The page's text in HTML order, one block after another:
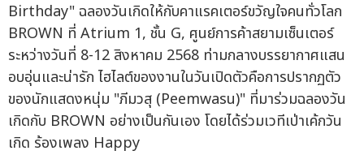
Birthday" ฉลองวันเกิดให้กับคาแรคเตอร์ขวัญใจคนทั่วโลก
BROWN ที่ Atrium 1, ชั้น G, ศูนย์การค้าสยามเซ็นเตอร์
ระหว่างวันที่ 8-12 สิงหาคม 2568 ท่ามกลางบรรยากาศแสน
อบอุ่นและน่ารัก ไฮไลต์ของงานในวันเปิดตัวคือการปรากฏตัว
ของนักแสดงหนุ่ม "ภีมวสุ (Peemwasu)" ที่มาร่วมฉลองวัน
เกิดกับ BROWN อย่างเป็นกันเอง โดยได้ร่วมเวทีเป่าเค้กวัน
เกิด ร้องเพลง Happy